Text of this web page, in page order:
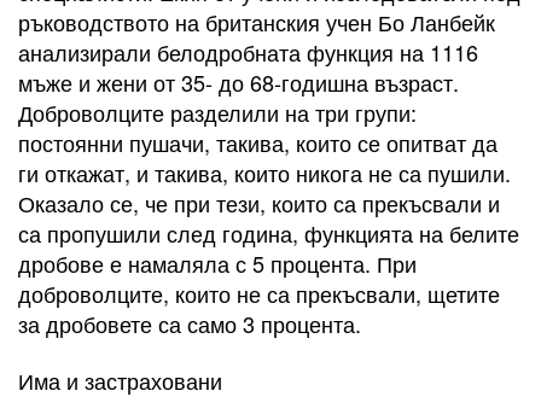
ръководството на британския учен Бо Ланбейк
анализирали белодробната функция на 1116
мъже и жени от 35- до 68-годишна възраст.
Доброволците разделили на три групи:
постоянни пушачи, такива, които се опитват да
ги откажат, и такива, които никога не са пушили.
Оказало се, че при тези, които са прекъсвали и
са пропушили след година, функцията на белите
дробове е намаляла с 5 процента. При
доброволците, които не са прекъсвали, щетите
за дробовете са само 3 процента.
Има и застраховани